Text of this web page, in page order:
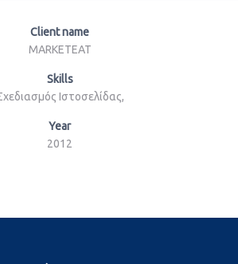
Client name
MARKETEAT
Skills
Ιστοσελίδας,
Year
2012